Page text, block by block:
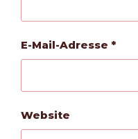
E-Mail-Adresse *
Website